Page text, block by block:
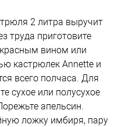
2 литра выручит
труда приготовите
вином или
кастрюлек Annette и
всего полчаса. Для
сухое или полусухое
апельсин.
ложку имбиря, пару